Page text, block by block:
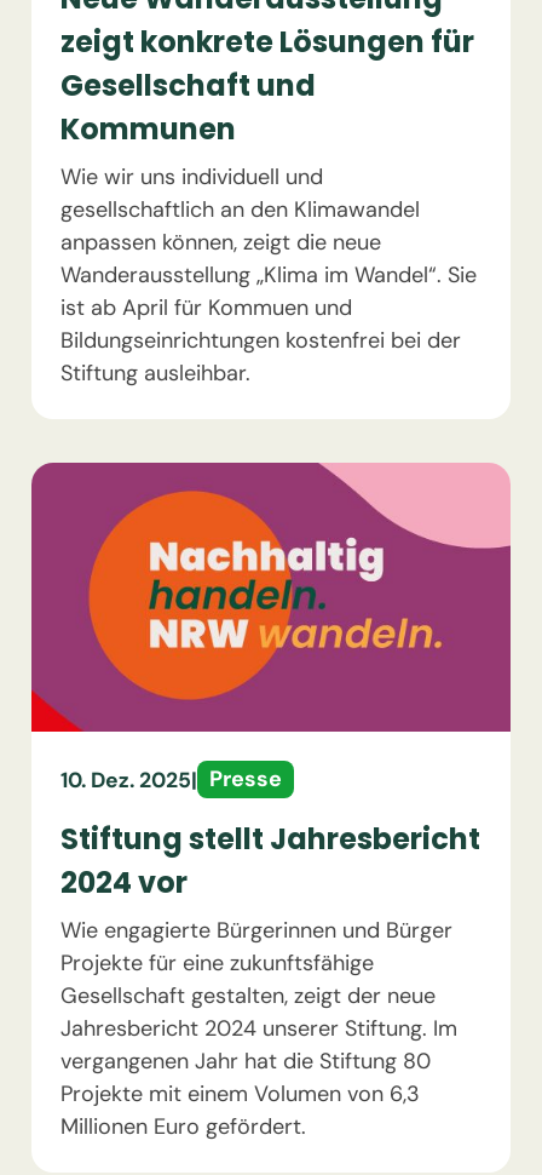
zeigt konkrete Lösungen für
Gesellschaft und
Kommunen
Wie wir uns individuell und
gesellschaftlich an den Klimawandel
anpassen können, zeigt die neue
Wanderausstellung „Klima im Wandel“. Sie
ist ab April für Kommuen und
Bildungseinrichtungen kostenfrei bei der
Stiftung ausleihbar.
10. Dez. 2025| Presse
Stiftung stellt Jahresbericht
2024 vor
Wie engagierte Bürgerinnen und Bürger
Projekte für eine zukunftsfähige
Gesellschaft gestalten, zeigt der neue
Jahresbericht 2024 unserer Stiftung. Im
vergangenen Jahr hat die Stiftung 80
Projekte mit einem Volumen von 6,3
Millionen Euro gefördert.